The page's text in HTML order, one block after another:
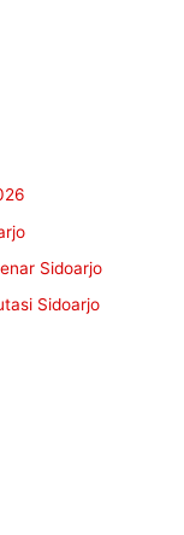
Sidoarjo
Sidoarjo